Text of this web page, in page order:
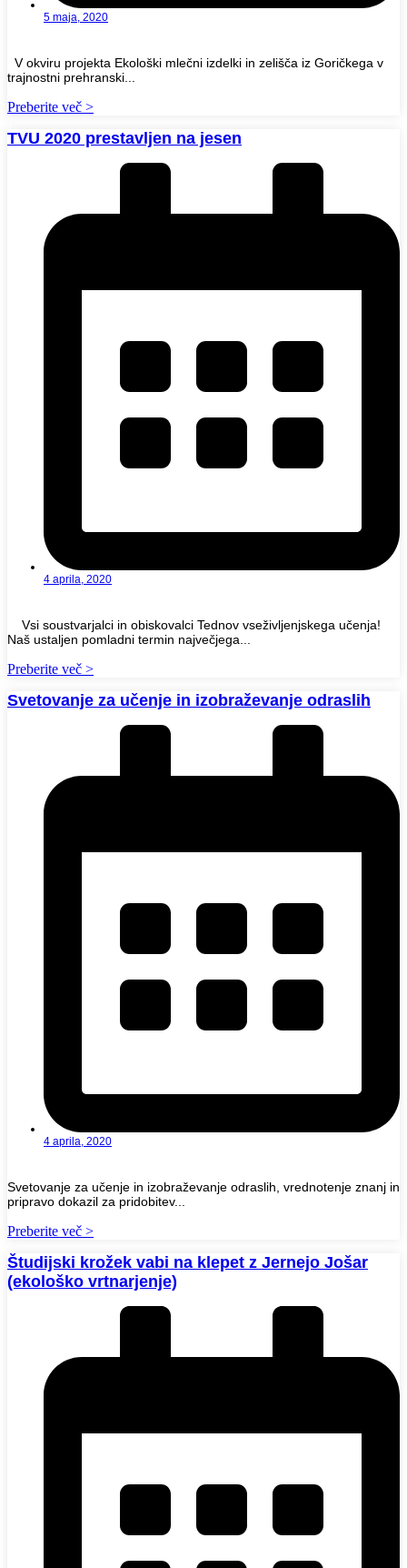
5 maja, 2020
V okviru projekta Ekološki mlečni izdelki in zelišča iz Goričkega v
trajnostni prehranski...
Preberite več >
TVU 2020 prestavljen na jesen
4 aprila, 2020
Vsi soustvarjalci in obiskovalci Tednov vseživljenjskega učenja!
Naš ustaljen pomladni termin največjega...
Preberite več >
Svetovanje za učenje in izobraževanje odraslih
4 aprila, 2020
Svetovanje za učenje in izobraževanje odraslih, vrednotenje znanj in
pripravo dokazil za pridobitev...
Preberite več >
Študijski krožek vabi na klepet z Jernejo Jošar
(ekološko vrtnarjenje)